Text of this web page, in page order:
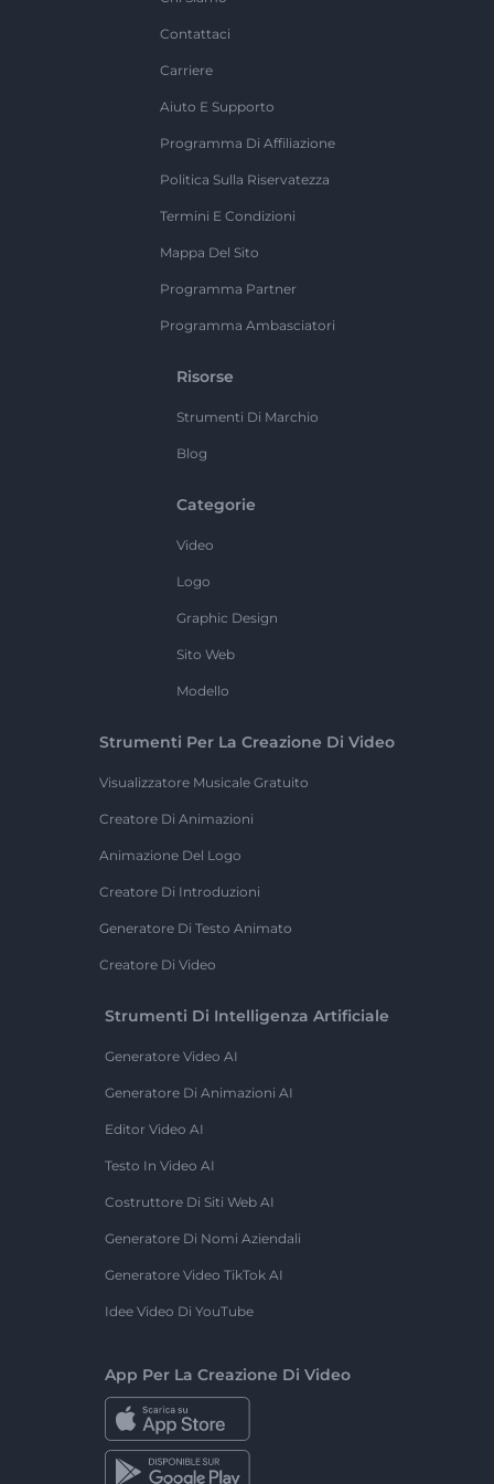
Contattaci
Carriere
Aiuto E Supporto
Programma Di Affiliazione
Politica Sulla Riservatezza
Termini E Condizioni
Mappa Del Sito
Programma Partner
Programma Ambasciatori
Risorse
Strumenti Di Marchio
Blog
Categorie
Video
Logo
Graphic Design
Sito Web
Modello
Strumenti Per La Creazione Di Video
Visualizzatore Musicale Gratuito
Creatore Di Animazioni
Animazione Del Logo
Creatore Di Introduzioni
Generatore Di Testo Animato
Creatore Di Video
Strumenti Di Intelligenza Artificiale
Generatore Video AI
Generatore Di Animazioni AI
Editor Video AI
Testo In Video AI
Costruttore Di Siti Web AI
Generatore Di Nomi Aziendali
Generatore Video TikTok AI
Idee Video Di YouTube
App Per La Creazione Di Video